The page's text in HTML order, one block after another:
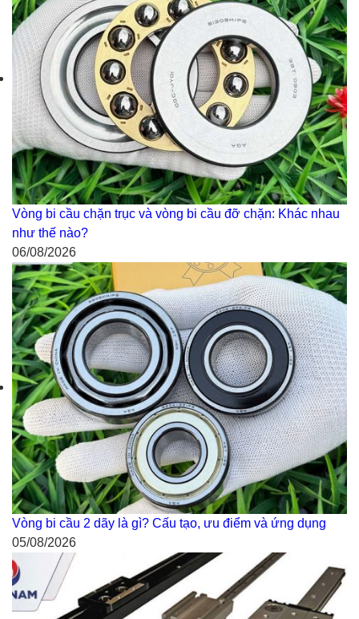
Vòng bi cầu chặn trục và vòng bi cầu đỡ chặn: Khác nhau
như thế nào?
06/08/2026
Vòng bi cầu 2 dãy là gì? Cấu tạo, ưu điểm và ứng dụng
05/08/2026